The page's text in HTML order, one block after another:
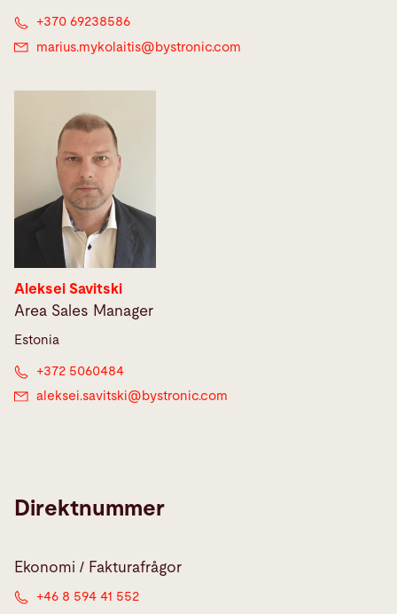
+370 69238586
marius.mykolaitis@ bystronic.com
Aleksei Savitski
Area Sales Manager
Estonia
+372 5060484
aleksei.savitski@ bystronic.com
Direktnummer
Ekonomi / Fakturafrågor
+46 8 594 41 552